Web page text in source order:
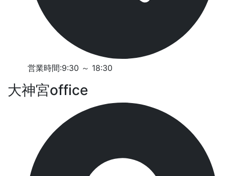
営業時間:9:30 ～ 18:30
大神宮office